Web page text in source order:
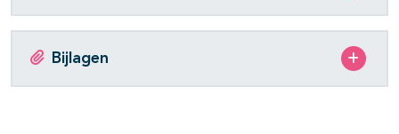
Bijlagen